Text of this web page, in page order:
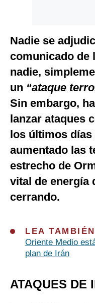
Nadie se
comunicado de
nadie,
un “ataque
Sin embargo,
lanzar ataques
los últimos días
aumentado las
estrecho de
vital de energía
cerrando.
LEA
Oriente Medio
plan de Irán
ATAQUES DE